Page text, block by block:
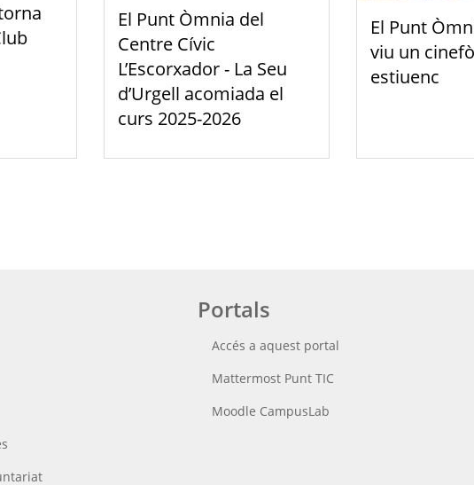
El Punt Òmnia del
Centre Cívic
L’Escorxador - La Seu
d’Urgell acomiada el
curs 2025-2026
El Punt
viu un
estiuenc
Portals
Accés a aquest portal
Mattermost Punt TIC
Moodle CampusLab